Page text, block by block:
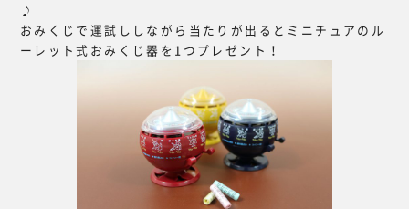
♪
おみくじで運試ししながら当たりが出るとミニチュアのル
ーレット式おみくじ器を1つプレゼント！